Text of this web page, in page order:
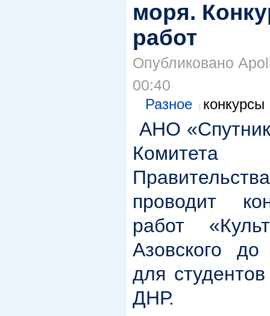
моря.
работ
Опубликовано
00:40
Разное конкурсы
АНО
проводит
работ
Азовского
для
ДНР.